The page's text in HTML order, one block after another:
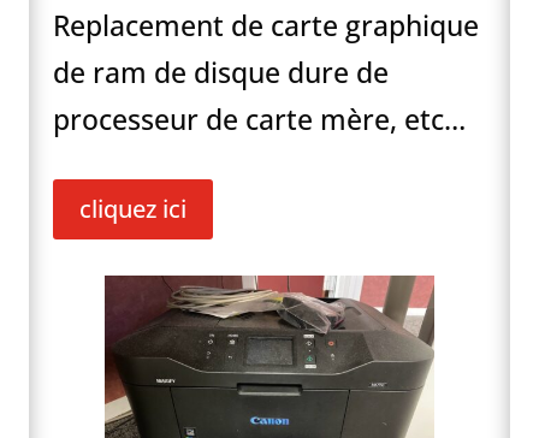
Replacement de carte graphique
de ram de disque dure de
processeur de carte mère, etc…
cliquez ici